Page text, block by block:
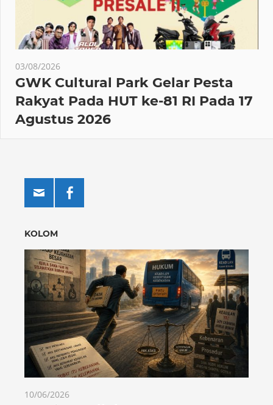
03/08/2026
GWK Cultural Park Gelar Pesta
Rakyat Pada HUT ke-81 RI Pada 17
Agustus 2026
KOLOM
10/06/2026